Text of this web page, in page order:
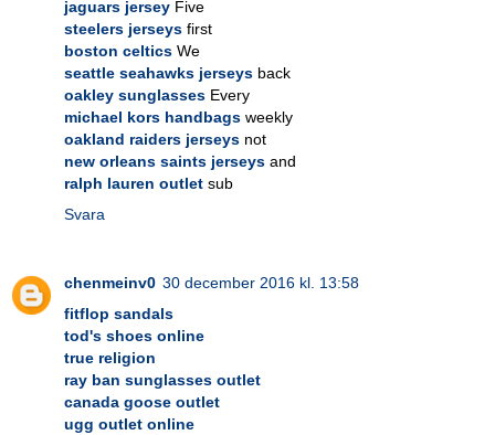
jaguars jersey Five
steelers jerseys first
boston celtics We
seattle seahawks jerseys back
oakley sunglasses Every
michael kors handbags weekly
oakland raiders jerseys not
new orleans saints jerseys and
ralph lauren outlet sub
Svara
chenmeinv0 30 december 2016 kl. 13:58
fitflop sandals
tod's shoes online
true religion
ray ban sunglasses outlet
canada goose outlet
ugg outlet online